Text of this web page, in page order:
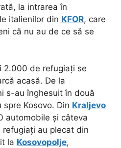
la intrarea în
italienilor din KFOR, care
că nu au de ce să se
2.000 de refugiați se
acasă. De la
s-au înghesuit în două
Kosovo. Din Kraljevo
automobile și câteva
au plecat din
la Kosovopolje,